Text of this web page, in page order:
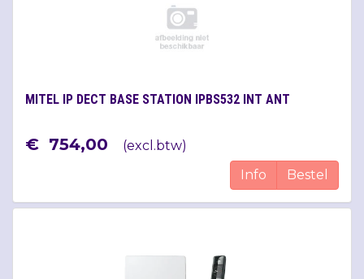
MITEL IP DECT BASE STATION IPBS532 INT ANT
€ 754,00 (excl.btw)
Info
Bestel